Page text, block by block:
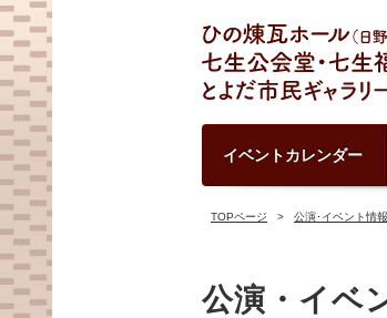
イベントカレンダー
TOPページ 公演･イベント情報
公演・イベ